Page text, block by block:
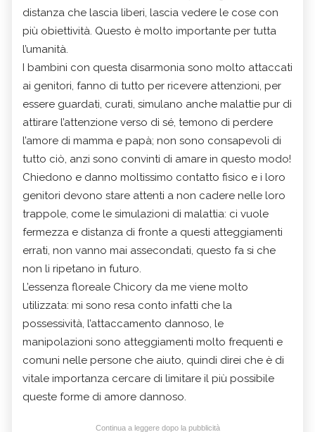
distanza che lascia liberi, lascia vedere le cose con
più obiettività. Questo è molto importante per tutta
l’umanità.
I bambini con questa disarmonia sono molto attaccati
ai genitori, fanno di tutto per ricevere attenzioni, per
essere guardati, curati, simulano anche malattie pur di
attirare l’attenzione verso di sé, temono di perdere
l’amore di mamma e papà; non sono consapevoli di
tutto ciò, anzi sono convinti di amare in questo modo!
Chiedono e danno moltissimo contatto fisico e i loro
genitori devono stare attenti a non cadere nelle loro
trappole, come le simulazioni di malattia: ci vuole
fermezza e distanza di fronte a questi atteggiamenti
errati, non vanno mai assecondati, questo fa si che
non li ripetano in futuro.
L’essenza floreale Chicory da me viene molto
utilizzata: mi sono resa conto infatti che la
possessività, l’attaccamento dannoso, le
manipolazioni sono atteggiamenti molto frequenti e
comuni nelle persone che aiuto, quindi direi che è di
vitale importanza cercare di limitare il più possibile
queste forme di amore dannoso.
Continua a leggere dopo la pubblicità